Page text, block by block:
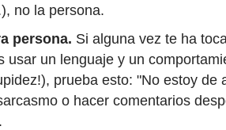
no la persona.
persona. Si alguna vez te ha
un lenguaje y un
prueba esto: "No estoy de
o hacer comentarios